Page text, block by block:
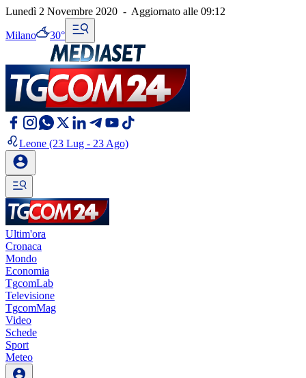
Lunedì 2 Novembre 2020 - Aggiornato alle 09:12
Milano 30°
Leone (23 Lug - 23 Ago)
Ultim'ora
Cronaca
Mondo
Economia
TgcomLab
Televisione
TgcomMag
Video
Schede
Sport
Meteo